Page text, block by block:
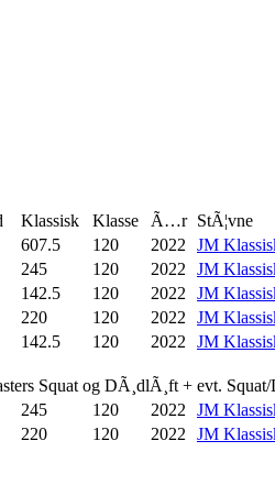
Klassisk Klasse Ã…r StÃ¦vne
607.5 120 2022 JM
245 120 2022 JM
142.5 120 2022 JM
220 120 2022 JM
142.5 120 2022 JM
Squat og DÃ¸dlÃ¸ft + evt. Squat/
245 120 2022 JM
220 120 2022 JM